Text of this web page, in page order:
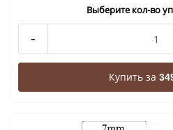
Выберите кол-во
-
Купить за